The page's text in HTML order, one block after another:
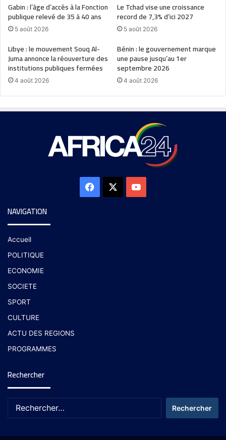
Gabin : l’âge d’accès à la Fonction
publique relevé de 35 à 40 ans
5 août 2026
Le Tchad vise une croissance
record de 7,3% d’ici 2027
5 août 2026
Libye : le mouvement Souq Al-
Juma annonce la réouverture des
institutions publiques fermées
4 août 2026
Bénin : le gouvernement marque
une pause jusqu’au 1er
septembre 2026
4 août 2026
NAVIGATION
Accueil
POLITIQUE
ECONOMIE
SOCIETE
SPORT
CULTURE
ACTU DES REGIONS
PROGRAMMES
Rechercher